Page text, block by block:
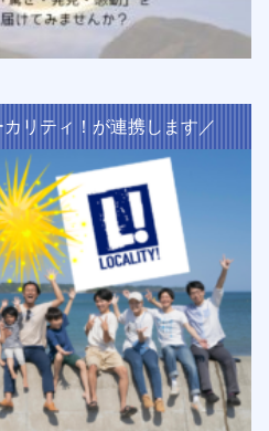
リティ！が連携します／